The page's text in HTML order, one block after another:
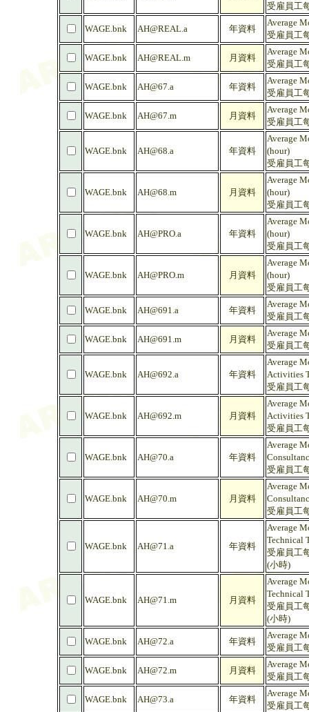
受雇員工
WAGE.bnk AH@REAL.a 年資料
Average
受雇員工
WAGE.bnk AH@REAL.m 月資料
Average
受雇員工
WAGE.bnk AH@67.a 年資料
Average
受雇員工
WAGE.bnk AH@67.m 月資料
Average
受雇員工
WAGE.bnk AH@68.a 年資料
Average
(hour)
受雇員工
WAGE.bnk AH@68.m 月資料
Average
(hour)
受雇員工
WAGE.bnk AH@PRO.a 年資料
Average
(hour)
受雇員工
WAGE.bnk AH@PRO.m 月資料
Average
(hour)
受雇員工
WAGE.bnk AH@691.a 年資料
Average
受雇員工
WAGE.bnk AH@691.m 月資料
Average
受雇員工
WAGE.bnk AH@692.a 年資料
Average
Activities
受雇員工
WAGE.bnk AH@692.m 月資料
Average
Activities
受雇員工
WAGE.bnk AH@70.a 年資料
Average
受雇員工
WAGE.bnk AH@70.m 月資料
Average
受雇員工
WAGE.bnk AH@71.a 年資料
Average
Technical
受雇員工
(小時)
WAGE.bnk AH@71.m 月資料
Average
Technical
受雇員工
(小時)
WAGE.bnk AH@72.a 年資料
Average
受雇員工
WAGE.bnk AH@72.m 月資料
Average
受雇員工
WAGE.bnk AH@73.a 年資料
Average
受雇員工